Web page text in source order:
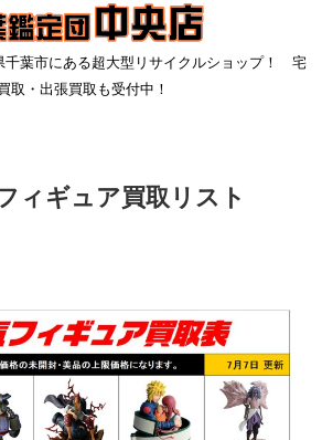
千葉市にある超大型リサイクルショップ！ 宅
取・出張買取も受付中！
ィギュア買取リスト